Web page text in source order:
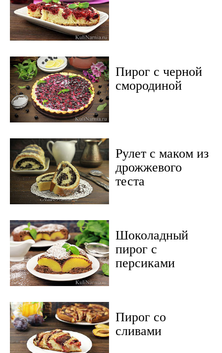
Пирог с черной
смородиной
Рулет с маком из
дрожжевого
теста
Шоколадный
пирог с
персиками
Пирог со
сливами